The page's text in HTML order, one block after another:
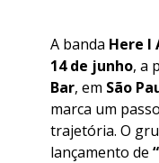
A banda Here I
14 de junho, a
Bar, em São
marca um
trajetória. O
lançamento de